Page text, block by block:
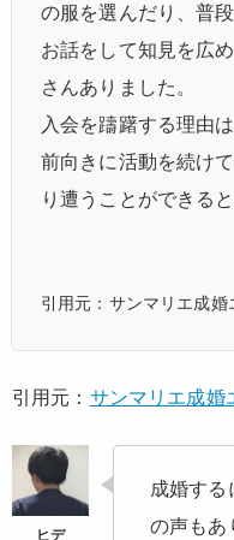
の服を選んだり、普
お話をして知見を広
さんありました。
入会を躊躇する理由
前向きに活動を続け
り遭うことができる
引用元：サンマリエ成婚
引用元： サンマリエ成婚
成婚す
の声もあ